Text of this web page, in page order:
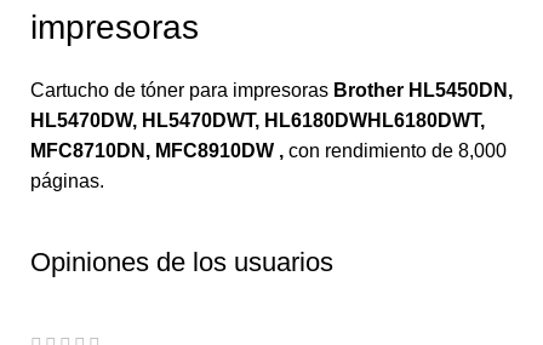
impresoras
Cartucho de tóner para impresoras Brother HL5450DN,
HL5470DW, HL5470DWT, HL6180DWHL6180DWT,
MFC8710DN, MFC8910DW , con rendimiento de 8,000
páginas.
Opiniones de los usuarios